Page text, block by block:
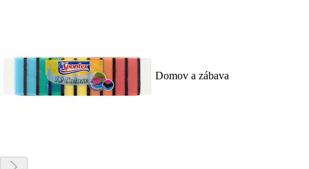
Domov a zábava